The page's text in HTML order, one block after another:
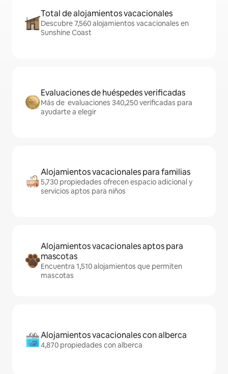
Total de alojamientos vacacionales
Descubre 7,560 alojamientos vacacionales en
Sunshine Coast
Evaluaciones de huéspedes verificadas
Más de evaluaciones 340,250 verificadas para
ayudarte a elegir
Alojamientos vacacionales para familias
5,730 propiedades ofrecen espacio adicional y
servicios aptos para niños
Alojamientos vacacionales aptos para
mascotas
Encuentra 1,510 alojamientos que permiten
mascotas
Alojamientos vacacionales con alberca
4,870 propiedades con alberca